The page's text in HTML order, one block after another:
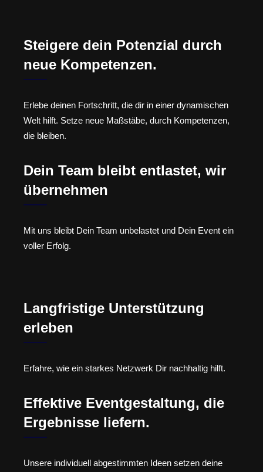
Steigere dein Potenzial durch
neue Kompetenzen.
Erlebe deinen Fortschritt, die dir in einer dynamischen
Welt hilft. Setze neue Maßstäbe, durch Kompetenzen,
die bleiben.
Dein Team bleibt entlastet, wir
übernehmen
Mit uns bleibt Dein Team unbelastet und Dein Event ein
voller Erfolg.
Langfristige Unterstützung
erleben
Erfahre, wie ein starkes Netzwerk Dir nachhaltig hilft.
Effektive Eventgestaltung, die
Ergebnisse liefern.
Unsere individuell abgestimmten Ideen setzen deine